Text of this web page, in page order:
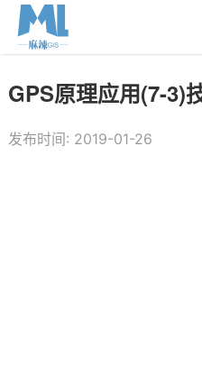
GPS原理应用(7-3)
发布时间: 2019-01-26